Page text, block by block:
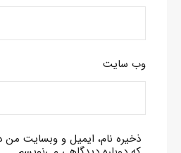
وب‌ سایت
ذخیره نام، ایمیل و وبسایت من